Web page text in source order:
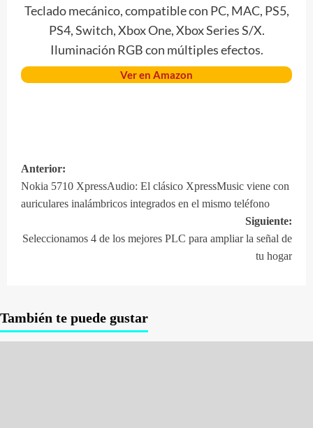
Teclado mecánico, compatible con PC, MAC, PS5,
PS4, Switch, Xbox One, Xbox Series S/X.
Iluminación RGB con múltiples efectos.
Ver en Amazon
Navegación
de
Anterior:
Nokia 5710 XpressAudio: El clásico XpressMusic viene con
auriculares inalámbricos integrados en el mismo teléfono
Siguiente:
Seleccionamos 4 de los mejores PLC para ampliar la señal de
tu hogar
También te puede gustar